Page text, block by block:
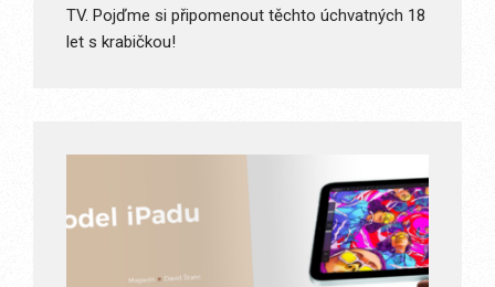
TV. Pojďme si připomenout těchto úchvatných 18
let s krabičkou!